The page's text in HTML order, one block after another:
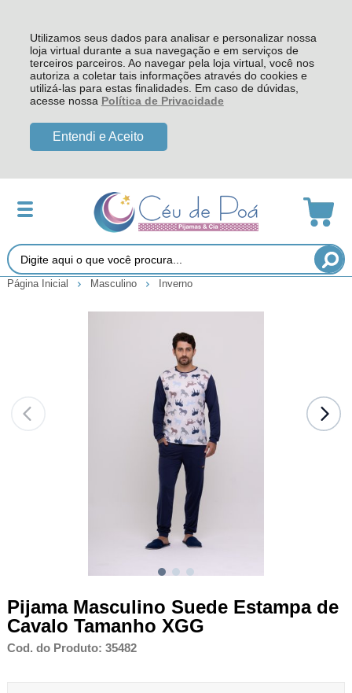
Utilizamos seus dados para analisar e personalizar nossa
loja virtual durante a sua navegação e em serviços de
terceiros parceiros. Ao navegar pela loja virtual, você nos
autoriza a coletar tais informações através do cookies e
utilizá-las para estas finalidades. Em caso de dúvidas,
acesse nossa Política de Privacidade
Entendi e Aceito
Página Inicial Masculino Inverno
Pijama Masculino Suede Estampa de
Cavalo Tamanho XGG
Cod. do Produto: 35482